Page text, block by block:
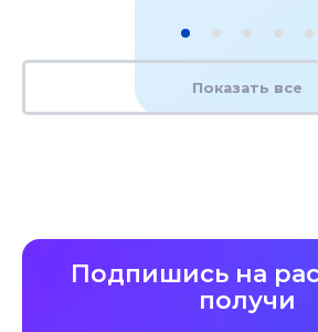
Показать все
Подпишись на
получи